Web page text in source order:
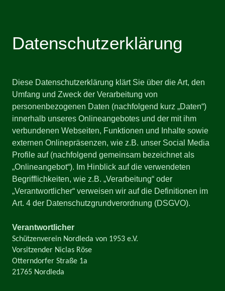
Datenschutzerklärung
Diese Datenschutzerklärung klärt Sie über die Art, den
Umfang und Zweck der Verarbeitung von
personenbezogenen Daten (nachfolgend kurz „Daten“)
innerhalb unseres Onlineangebotes und der mit ihm
verbundenen Webseiten, Funktionen und Inhalte sowie
externen Onlinepräsenzen, wie z.B. unser Social Media
Profile auf (nachfolgend gemeinsam bezeichnet als
„Onlineangebot“). Im Hinblick auf die verwendeten
Begrifflichkeiten, wie z.B. „Verarbeitung“ oder
„Verantwortlicher“ verweisen wir auf die Definitionen im
Art. 4 der Datenschutzgrundverordnung (DSGVO).
Verantwortlicher
Schützenverein Nordleda von 1953 e.V.
Vorsitzender Niclas Röse
Otterndorfer Straße 1a
21765 Nordleda